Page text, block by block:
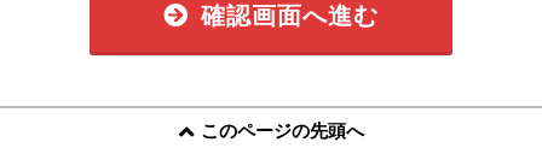
確認画面へ進む
このページの先頭へ